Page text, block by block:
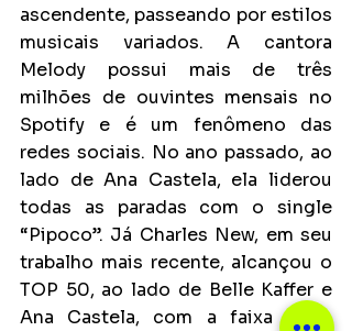
ascendente, passeando por estilos
musicais variados. A cantora
Melody possui mais de três
milhões de ouvintes mensais no
Spotify e é um fenômeno das
redes sociais. No ano passado, ao
lado de Ana Castela, ela liderou
todas as paradas com o single
“Pipoco”. Já Charles New, em seu
trabalho mais recente, alcançou o
TOP 50, ao lado de Belle Kaffer e
Ana Castela, com a faixa “Não